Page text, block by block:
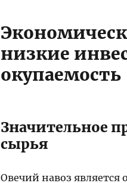
низкие
окупаемость​
Значительное
сырья​
Овечий навоз является